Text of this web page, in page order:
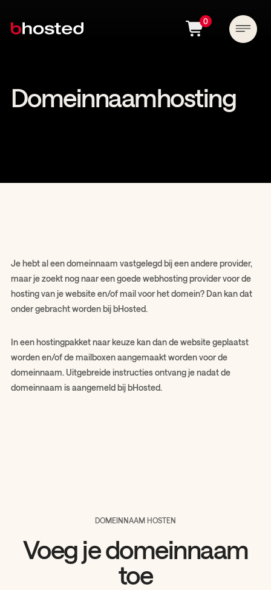
0
Domeinnaamhosting
Je hebt al een domeinnaam vastgelegd bij een andere provider,
maar je zoekt nog naar een goede webhosting provider voor de
hosting van je website en/of mail voor het domein? Dan kan dat
onder gebracht worden bij bHosted.
In een hostingpakket naar keuze kan dan de website geplaatst
worden en/of de mailboxen aangemaakt worden voor de
domeinnaam. Uitgebreide instructies ontvang je nadat de
domeinnaam is aangemeld bij bHosted.
DOMEINNAAM HOSTEN
Voeg je domeinnaam
toe